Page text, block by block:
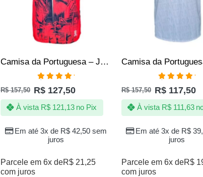
Camisa da Portuguesa – Jotaz – Lusa O Gigante voltou – Masculino
Avaliação
5.00de 5
R$157,50 R$ 127,50
Em até 3x de R$ 42,50 sem
juros
À vista R$121,13 no Pix
Parcele em 6x deR$ 21,25
com juros
Avaliação
5.00de 5
R$157,50 R$ 117,50
Em até 3x de R$
juros
À vista R$111,63
Parcele em 6x deR$
com juros